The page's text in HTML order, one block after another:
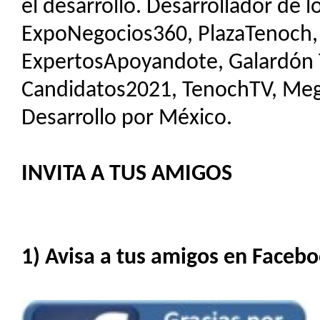
el desarrollo. Desarrollador de
ExpoNegocios360,
ExpertosApoyandote,
Candidatos2021, TenochTV,
Desarrollo por México.
INVITA A TUS AMIGOS
1) Avisa a tus amigos en